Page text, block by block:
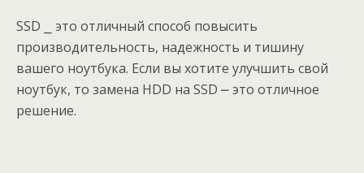
SSD ⎯ это отличный способ повысить
производительность, надежность и тишину
вашего ноутбука. Если вы хотите улучшить свой
ноутбук, то замена HDD на SSD ⎼ это отличное
решение.